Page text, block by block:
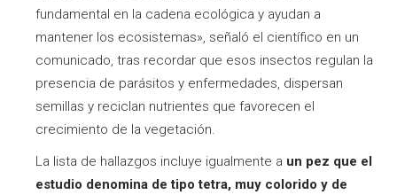
fundamental en la cadena ecológica y ayudan a
mantener los ecosistemas», señaló el científico en un
comunicado, tras recordar que esos insectos regulan la
presencia de parásitos y enfermedades, dispersan
semillas y reciclan nutrientes que favorecen el
crecimiento de la vegetación.
La lista de hallazgos incluye igualmente a un pez que el
estudio denomina de tipo tetra, muy colorido y de